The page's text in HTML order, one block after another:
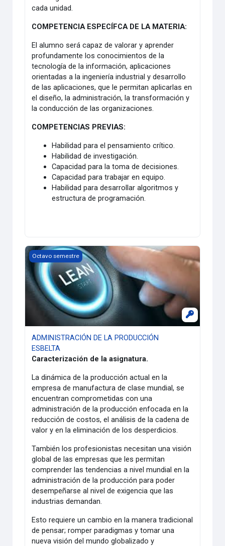
cada unidad.
COMPETENCIA ESPECÍFCA DE LA MATERIA:
El alumno será capaz de valorar y aprender
profundamente los conocimientos de la
tecnología de la información, aplicaciones
orientadas a la ingeniería industrial y desarrollo
de las aplicaciones, que le permitan aplicarlas en
el diseño, la administración, la transformación y
la conducción de las organizaciones.
COMPETENCIAS PREVIAS:
Habilidad para el pensamiento crítico.
Habilidad de investigación.
Capacidad para la toma de decisiones.
Capacidad para trabajar en equipo.
Habilidad para desarrollar algoritmos y
estructura de programación.
ADMINISTRACIÓN DE LA PRODUCCIÓN ESBELTA
Octavo semestre
ADMINISTRACIÓN DE LA PRODUCCIÓN
ESBELTA
Caracterización de la asignatura.
La dinámica de la producción actual en la
empresa de manufactura de clase mundial, se
encuentran comprometidas con una
administración de la producción enfocada en la
reducción de costos, el análisis de la cadena de
valor y en la eliminación de los desperdicios.
También los profesionistas necesitan una visión
global de las empresas que les permitan
comprender las tendencias a nivel mundial en la
administración de la producción para poder
desempeñarse al nivel de exigencia que las
industrias demandan.
Esto requiere un cambio en la manera tradicional
de pensar; romper paradigmas y tomar una
nueva visión del mundo globalizado y